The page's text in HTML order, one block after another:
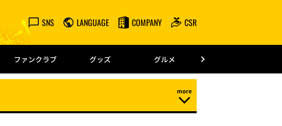
SNS LANGUAGE COMPANY CSR
ファンクラブ グッズ グルメ